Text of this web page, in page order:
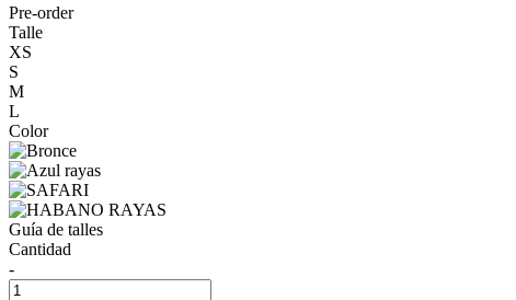
Pre-order
Talle
XS
S
M
L
Color
Guía de talles
Cantidad
-